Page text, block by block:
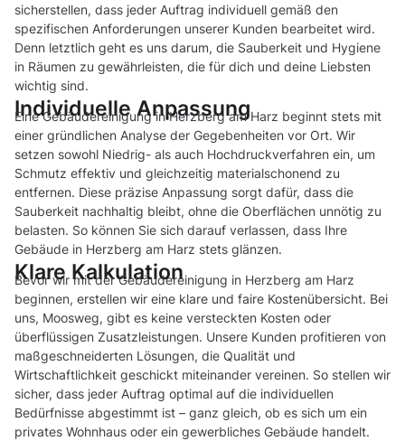
sicherstellen, dass jeder Auftrag individuell gemäß den
spezifischen Anforderungen unserer Kunden bearbeitet wird.
Denn letztlich geht es uns darum, die Sauberkeit und Hygiene
in Räumen zu gewährleisten, die für dich und deine Liebsten
wichtig sind.
Individuelle Anpassung
Eine Gebäudereinigung in Herzberg am Harz beginnt stets mit
einer gründlichen Analyse der Gegebenheiten vor Ort. Wir
setzen sowohl Niedrig- als auch Hochdruckverfahren ein, um
Schmutz effektiv und gleichzeitig materialschonend zu
entfernen. Diese präzise Anpassung sorgt dafür, dass die
Sauberkeit nachhaltig bleibt, ohne die Oberflächen unnötig zu
belasten. So können Sie sich darauf verlassen, dass Ihre
Gebäude in Herzberg am Harz stets glänzen.
Klare Kalkulation
Bevor wir mit der Gebäudereinigung in Herzberg am Harz
beginnen, erstellen wir eine klare und faire Kostenübersicht. Bei
uns, Moosweg, gibt es keine versteckten Kosten oder
überflüssigen Zusatzleistungen. Unsere Kunden profitieren von
maßgeschneiderten Lösungen, die Qualität und
Wirtschaftlichkeit geschickt miteinander vereinen. So stellen wir
sicher, dass jeder Auftrag optimal auf die individuellen
Bedürfnisse abgestimmt ist – ganz gleich, ob es sich um ein
privates Wohnhaus oder ein gewerbliches Gebäude handelt.